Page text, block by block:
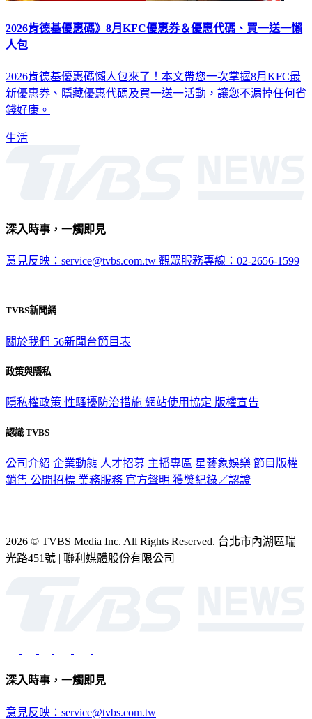
2026肯德基優惠碼》8月KFC優惠券＆優惠代碼、買一送一懶
人包
2026肯德基優惠碼懶人包來了！本文帶您一次掌握8月KFC最
新優惠券、隱藏優惠代碼及買一送一活動，讓您不漏掉任何省
錢好康。
生活
深入時事，一觸即見
意見反映：service@tvbs.com.tw 觀眾服務專線：02-2656-1599
TVBS新聞網
關於我們 56新聞台節目表
政策與隱私
隱私權政策 性騷擾防治措施 網站使用協定 版權宣告
認識 TVBS
公司介紹 企業動態 人才招募 主播專區 星藝象娛樂 節目版權
銷售 公開招標 業務服務 官方聲明 獲獎紀錄／認證
2026 © TVBS Media Inc. All Rights Reserved. 台北市內湖區瑞
光路451號 | 聯利媒體股份有限公司
深入時事，一觸即見
意見反映：service@tvbs.com.tw